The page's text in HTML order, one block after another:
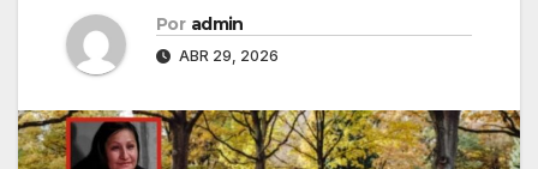
Por admin
ABR 29, 2026